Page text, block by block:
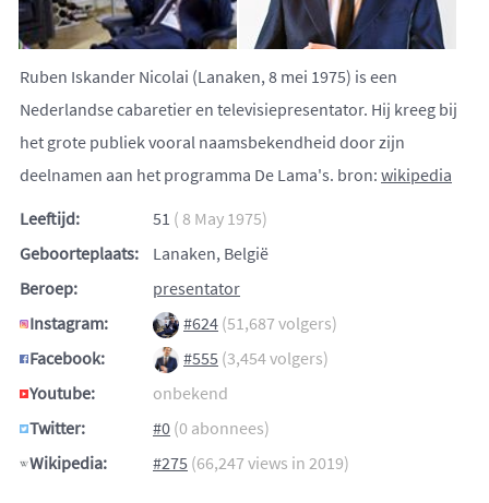
Ruben Iskander Nicolai (Lanaken, 8 mei 1975) is een
Nederlandse cabaretier en televisiepresentator. Hij kreeg bij
het grote publiek vooral naamsbekendheid door zijn
deelnamen aan het programma De Lama's. bron: wikipedia
Leeftijd:
51 ( 8 May 1975)
Geboorteplaats:
Lanaken, België
Beroep:
presentator
Instagram:
#624 (51,687 volgers)
Facebook:
#555 (3,454 volgers)
Youtube:
onbekend
Twitter:
#0 (0 abonnees)
Wikipedia:
#275 (66,247 views in 2019)